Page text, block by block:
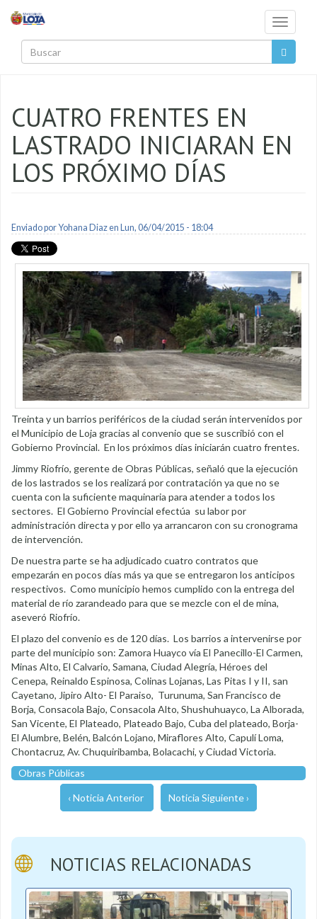
Toggle
CUATRO FRENTES EN
LASTRADO INICIARAN EN
LOS PRÓXIMO DÍAS
Enviado porYohana Diazen Lun, 06/04/2015 - 18:04
Treinta y un barrios periféricos de la ciudad serán intervenidos por
el Municipio de Loja gracias al convenio que se suscribió con el
Gobierno Provincial. En los próximos días iniciarán cuatro frentes.
Jimmy Riofrío, gerente de Obras Públicas, señaló que la ejecución
de los lastrados se los realizará por contratación ya que no se
cuenta con la suficiente maquinaria para atender a todos los
sectores. El Gobierno Provincial efectúa su labor por
administración directa y por ello ya arrancaron con su cronograma
de intervención.
De nuestra parte se ha adjudicado cuatro contratos que
empezarán en pocos días más ya que se entregaron los anticipos
respectivos. Como municipio hemos cumplido con la entrega del
material de río zarandeado para que se mezcle con el de mina,
aseveró Riofrío.
El plazo del convenio es de 120 días. Los barrios a intervenirse por
parte del municipio son: Zamora Huayco vía El Panecillo-El Carmen,
Minas Alto, El Calvario, Samana, Ciudad Alegría, Héroes del
Cenepa, Reinaldo Espinosa, Colinas Lojanas, Las Pitas I y II, san
Cayetano, Jipiro Alto- El Paraiso, Turunuma, San Francisco de
Borja, Consacola Bajo, Consacola Alto, Shushuhuayco, La Alborada,
San Vicente, El Plateado, Plateado Bajo, Cuba del plateado, Borja-
El Alumbre, Belén, Balcón Lojano, Miraflores Alto, Capulí Loma,
Chontacruz, Av. Chuquiribamba, Bolacachi, y Ciudad Victoria.
Obras Públicas
‹ Noticia Anterior Noticia Siguiente ›
NOTICIAS RELACIONADAS